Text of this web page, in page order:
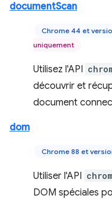
documentScan
Chrome 44 et
uniquement
Utilisez l'API
découvrir et
document
dom
Chrome 88 et
Utiliser l'API
DOM spéciales